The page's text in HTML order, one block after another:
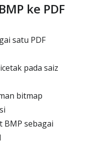
ke PDF
satu PDF
pada saiz
bitmap
sebagai